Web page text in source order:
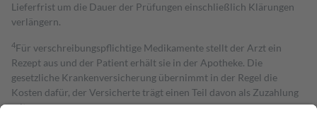
Lieferfrist um die Dauer der Prüfungen einschließlich Klärungen
verlängern.
4Für verschreibungspflichtige Medikamente stellt der Arzt ein
Rezept aus und der Patient erhält sie in der Apotheke. Die
gesetzliche Krankenversicherung übernimmt in der Regel die
Kosten dafür, der Versicherte trägt einen Teil davon als Zuzahlung
mit.